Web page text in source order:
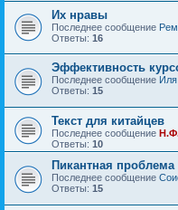
Их нравы
Последнее сообщение
Ответы: 16
Эффективность
Последнее сообщение Иля
Ответы: 15
Текст для китайцев
Последнее сообщение
Ответы: 10
Пикантная проблема
Последнее сообщение
Ответы: 15